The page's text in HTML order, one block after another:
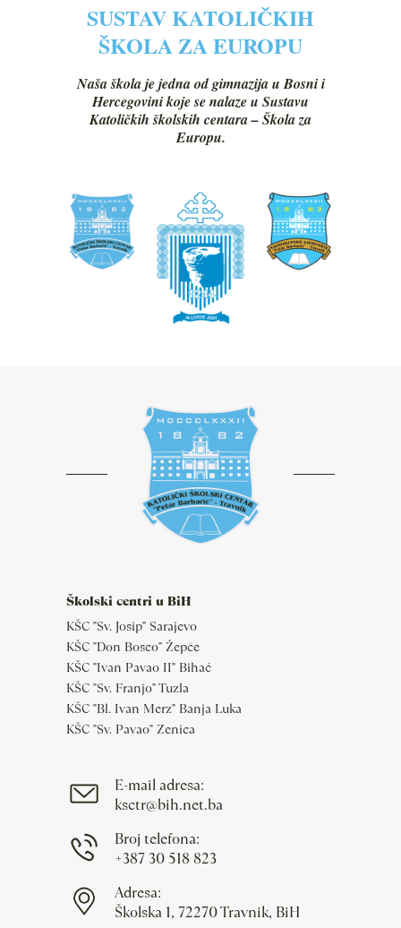
SUSTAV KATOLIČKIH
ŠKOLA ZA EUROPU
Naša škola je jedna od gimnazija u Bosni i
Hercegovini koje se nalaze u Sustavu
Katoličkih školskih centara – Škola za
Europu.
Školski centri u BiH
KŠC "Sv. Josip" Sarajevo
KŠC "Don Bosco" Žepče
KŠC "Ivan Pavao II" Bihać
KŠC "Sv. Franjo" Tuzla
KŠC "Bl. Ivan Merz" Banja Luka
KŠC "Sv. Pavao" Zenica
E-mail adresa:
ksctr@bih.net.ba
Broj telefona:
+387 30 518 823
Adresa:
Školska 1, 72270 Travnik, BiH